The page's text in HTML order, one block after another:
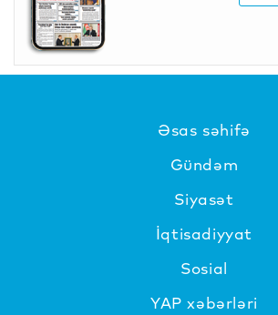
Əsas səhifə
Gündəm
Siyasət
İqtisadiyyat
Sosial
YAP xəbərləri